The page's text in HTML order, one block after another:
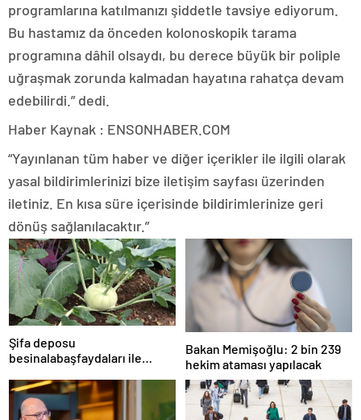
programlarına katılmanızı şiddetle tavsiye ediyorum.
Bu hastamız da önceden kolonoskopik tarama
programına dâhil olsaydı, bu derece büyük bir poliple
uğraşmak zorunda kalmadan hayatına rahatça devam
edebilirdi.” dedi.
Haber Kaynak : ENSONHABER.COM
“Yayınlanan tüm haber ve diğer içerikler ile ilgili olarak
yasal bildirimlerinizi bize iletişim sayfası üzerinden
iletiniz. En kısa süre içerisinde bildirimlerinize geri
dönüş sağlanılacaktır.”
Şifa deposu
besinalabaşfaydaları ile
koruyan mucize besin
alabaş…
Bakan Memişoğlu: 2 bin 239
hekim ataması yapılacak